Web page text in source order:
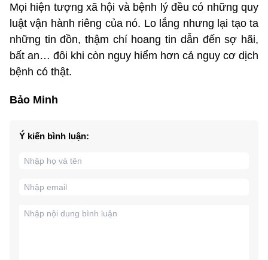
Mọi hiện tượng xã hội và bệnh lý đều có những quy
luật vận hành riêng của nó. Lo lắng nhưng lại tạo ta
những tin đồn, thậm chí hoang tin dẫn đến sợ hãi,
bất an… đôi khi còn nguy hiểm hơn cả nguy cơ dịch
bệnh có thật.
Bảo Minh
Ý kiến bình luận: